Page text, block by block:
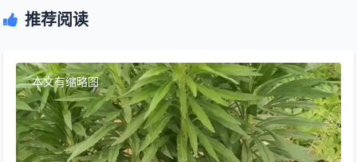
推荐阅读
本文有缩略图